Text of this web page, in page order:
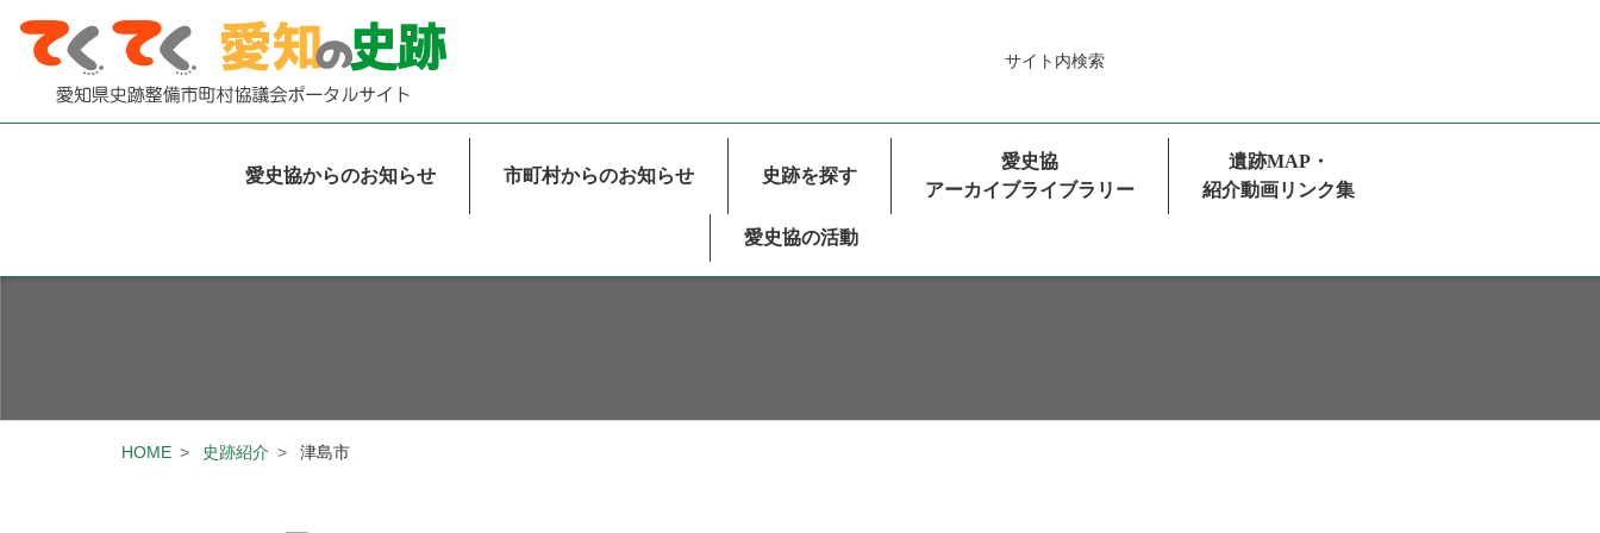
奴野城阯
サイト内検索
デスクトップ用グローバルナビゲーション
愛史協からのお知らせ 市町村からのお知らせ 史跡を探す
愛史協
アーカイブライブラリー
遺跡MAP・
紹介動画リンク集
愛史協の活動
パンくずリスト
HOME 史跡紹介 津島市